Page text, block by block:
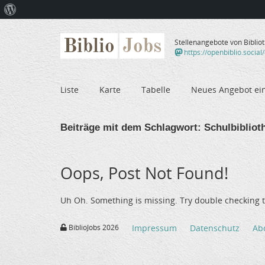
Biblio Jobs
Stellenangebote von
https://
Liste Karte Tabelle Neues Angebot
Beiträge mit dem Schlagwort:
Oops, Post Not Found!
Uh Oh. Something is missing. Try double checking
BiblioJobs 2026 Impressum Datenschutz
WordPress